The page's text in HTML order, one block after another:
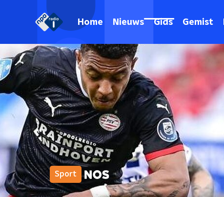
Home Nieuws Gids Gemist
Sport